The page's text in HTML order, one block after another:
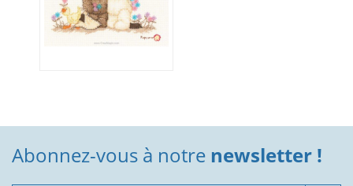
Abonnez-vous à notre newsletter !